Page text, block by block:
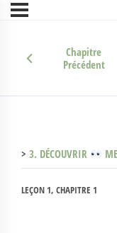
Chapitre
Précédent
3. DÉCOUVRIR
LEÇON 1, CHAPITRE 1